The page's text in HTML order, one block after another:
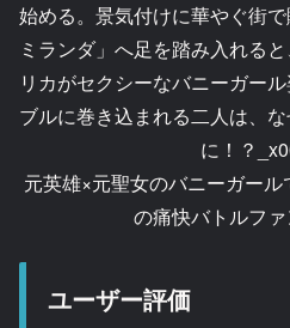
始める。景気付けに華やぐ街
ミランダ」へ足を踏み入れる
リカがセクシーなバニーガー
ブルに巻き込まれる二人は、
に！？
元英雄×元聖女のバニーガー
の痛快バトルファ
ユーザー評価